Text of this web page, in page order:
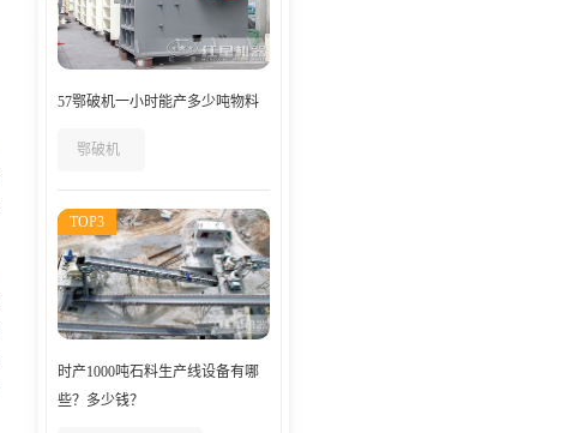
57鄂破机一小时能产多少吨物料
鄂破机
TOP3
时产1000吨石料生产线设备有哪
些？多少钱？